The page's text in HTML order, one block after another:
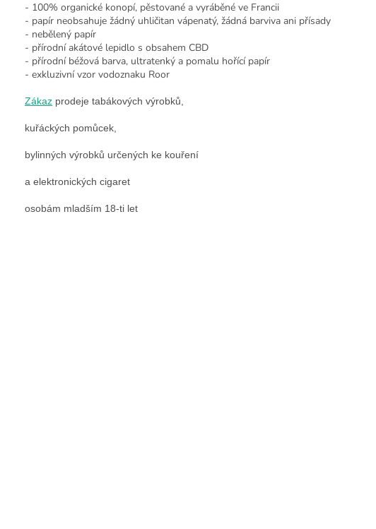
- 100% organické konopí, pěstované a vyráběné ve Francii
- papír neobsahuje žádný uhličitan vápenatý, žádná barviva ani přísady
- nebělený papír
- přírodní akátové lepidlo s obsahem CBD
- přírodní béžová barva, ultratenký a pomalu hořící papír
- exkluzivní vzor vodoznaku Roor
Zákaz prodeje tabákových výrobků,
kuřáckých pomůcek,
bylinných výrobků určených ke kouření
a elektronických cigaret
osobám mladším 18-ti let